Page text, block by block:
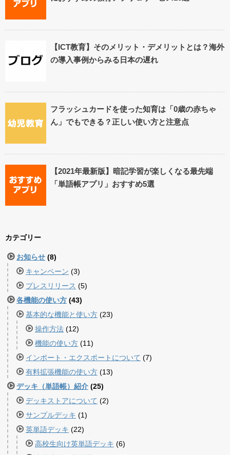
【ICT教育】そのメリット・デメリットとは？海外
の導入事例からみる日本の遅れ
フラッシュカードを使った知育は「0歳の赤ちゃ
ん」でもできる？正しい使い方と注意点
【2021年最新版】暗記学習が楽しくなる最先端
「単語帳アプリ」おすすめ5選
カテゴリー
お知らせ (8)
キャンペーン (3)
プレスリリース (5)
各機能の使い方 (43)
基本的な機能と使い方 (23)
操作方法 (12)
機能の使い方 (11)
インポート・エクスポートについて (7)
有料拡張機能の使い方 (13)
デッキ（単語帳）紹介 (25)
デッキストアについて (2)
サンプルデッキ (1)
英単語デッキ (22)
高校生向け英単語デッキ (6)